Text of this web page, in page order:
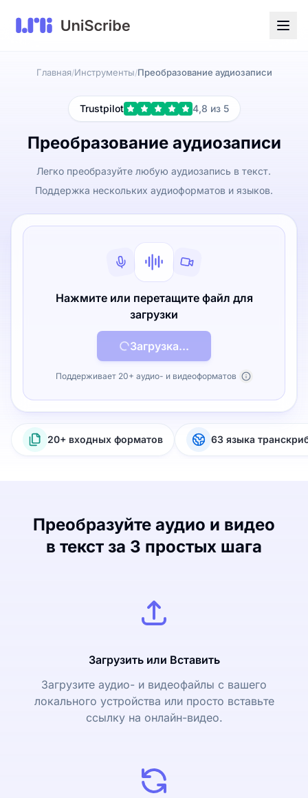
Главная/Инструменты/Преобразование аудиозаписи
Trustpilot 4,8 из 5
Преобразование аудиозаписи
Легко преобразуйте любую аудиозапись в текст.
Поддержка нескольких аудиоформатов и языков.
Нажмите или перетащите файл для
загрузки
Загрузка...
Поддерживает 20+ аудио- и видеоформатов
20+ входных форматов 63 языка
Преобразуйте аудио и видео
в текст за 3 простых шага
Загрузить или Вставить
Загрузите аудио- и видеофайлы с вашего
локального устройства или просто вставьте
ссылку на онлайн-видео.